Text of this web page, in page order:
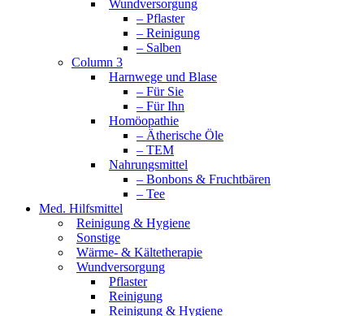
Wundversorgung
– Pflaster
– Reinigung
– Salben
Column 3
Harnwege und Blase
– Für Sie
– Für Ihn
Homöopathie
– Ätherische Öle
– TEM
Nahrungsmittel
– Bonbons & Fruchtbären
– Tee
Med. Hilfsmittel
Reinigung & Hygiene
Sonstige
Wärme- & Kältetherapie
Wundversorgung
Pflaster
Reinigung
Reinigung & Hygiene